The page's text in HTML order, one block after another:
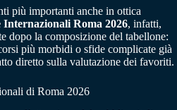
più importanti anche in ottica
Internazionali Roma 2026, infatti,
dopo la composizione del tabellone:
più morbidi o sfide complicate già
diretto sulla valutazione dei favoriti.
di Roma 2026